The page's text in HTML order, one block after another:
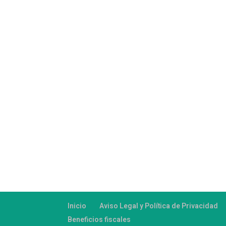
Inicio Aviso Legal y Política de Privacidad
Beneficios fiscales